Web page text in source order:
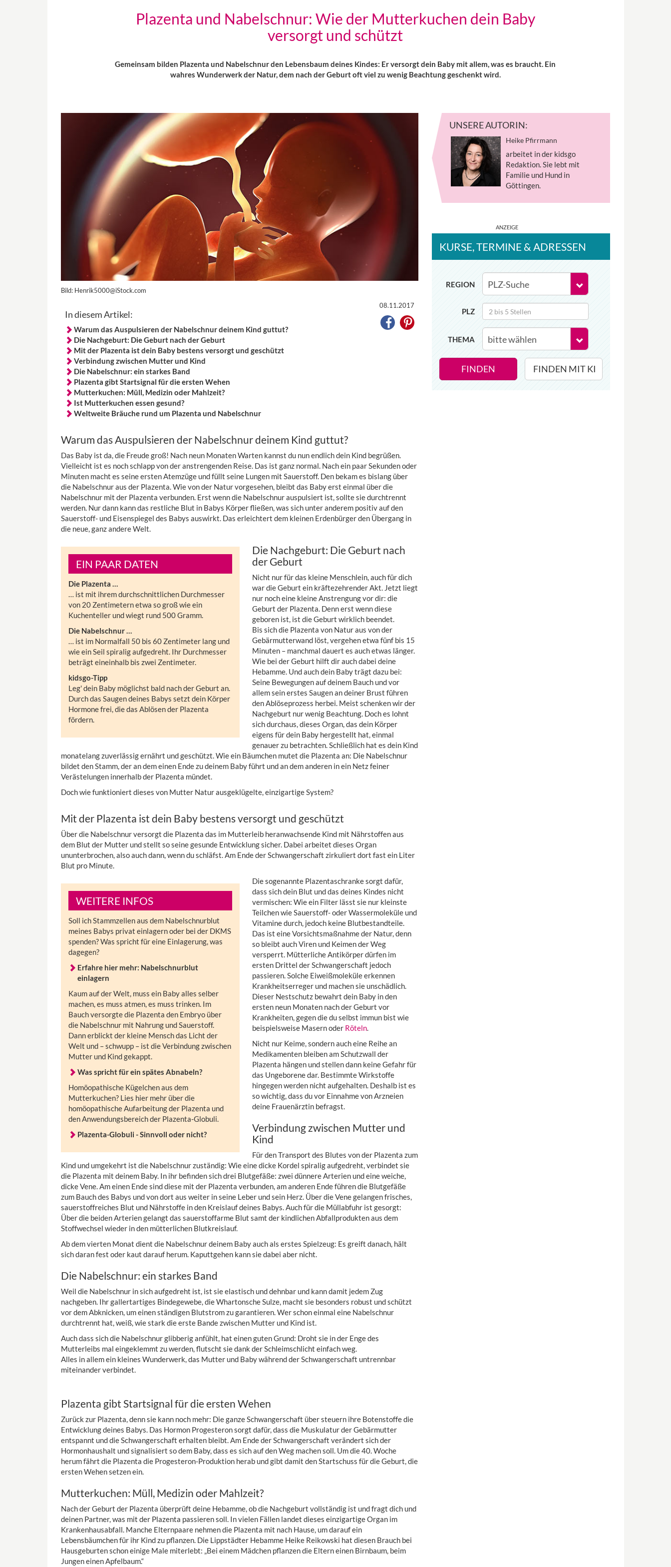
Plazenta und Nabelschnur: Wie der Mutterkuchen dein Baby
versorgt und schützt
Gemeinsam bilden Plazenta und Nabelschnur den Lebensbaum deines Kindes: Er versorgt dein Baby mit allem, was es braucht. Ein
wahres Wunderwerk der Natur, dem nach der Geburt oft viel zu wenig Beachtung geschenkt wird.
Bild: Henrik5000@iStock.com
In diesem Artikel:
Warum das Auspulsieren der Nabelschnur deinem Kind guttut?
Die Nachgeburt: Die Geburt nach der Geburt
Mit der Plazenta ist dein Baby bestens versorgt und geschützt
Verbindung zwischen Mutter und Kind
Die Nabelschnur: ein starkes Band
Plazenta gibt Startsignal für die ersten Wehen
Mutterkuchen: Müll, Medizin oder Mahlzeit?
Ist Mutterkuchen essen gesund?
Weltweite Bräuche rund um Plazenta und Nabelschnur
08.11.2017
Warum das Auspulsieren der Nabelschnur deinem Kind guttut?
Das Baby ist da, die Freude groß! Nach neun Monaten Warten kannst du nun endlich dein Kind begrüßen.
Vielleicht ist es noch schlapp von der anstrengenden Reise. Das ist ganz normal. Nach ein paar Sekunden oder
Minuten macht es seine ersten Atemzüge und füllt seine Lungen mit Sauerstoff. Den bekam es bislang über
die Nabelschnur aus der Plazenta. Wie von der Natur vorgesehen, bleibt das Baby erst einmal über die
Nabelschnur mit der Plazenta verbunden. Erst wenn die Nabelschnur auspulsiert ist, sollte sie durchtrennt
werden. Nur dann kann das restliche Blut in Babys Körper fließen, was sich unter anderem positiv auf den
Sauerstoff- und Eisenspiegel des Babys auswirkt. Das erleichtert dem kleinen Erdenbürger den Übergang in
die neue, ganz andere Welt.
EIN PAAR DATEN
Die Plazenta …
… ist mit ihrem durchschnittlichen Durchmesser
von 20 Zentimetern etwa so groß wie ein
Kuchenteller und wiegt rund 500 Gramm.
Die Nabelschnur …
… ist im Normalfall 50 bis 60 Zentimeter lang und
wie ein Seil spiralig aufgedreht. Ihr Durchmesser
beträgt eineinhalb bis zwei Zentimeter.
kidsgo-Tipp
Leg' dein Baby möglichst bald nach der Geburt an.
Durch das Saugen deines Babys setzt dein Körper
Hormone frei, die das Ablösen der Plazenta
fördern.
Die Nachgeburt: Die Geburt nach
der Geburt
Nicht nur für das kleine Menschlein, auch für dich
war die Geburt ein kräftezehrender Akt. Jetzt liegt
nur noch eine kleine Anstrengung vor dir: die
Geburt der Plazenta. Denn erst wenn diese
geboren ist, ist die Geburt wirklich beendet.
Bis sich die Plazenta von Natur aus von der
Gebärmutterwand löst, vergehen etwa fünf bis 15
Minuten – manchmal dauert es auch etwas länger.
Wie bei der Geburt hilft dir auch dabei deine
Hebamme. Und auch dein Baby trägt dazu bei:
Seine Bewegungen auf deinem Bauch und vor
allem sein erstes Saugen an deiner Brust führen
den Ablöseprozess herbei. Meist schenken wir der
Nachgeburt nur wenig Beachtung. Doch es lohnt
sich durchaus, dieses Organ, das dein Körper
eigens für dein Baby hergestellt hat, einmal
genauer zu betrachten. Schließlich hat es dein Kind
monatelang zuverlässig ernährt und geschützt. Wie ein Bäumchen mutet die Plazenta an: Die Nabelschnur
bildet den Stamm, der an dem einen Ende zu deinem Baby führt und an dem anderen in ein Netz feiner
Verästelungen innerhalb der Plazenta mündet.
Doch wie funktioniert dieses von Mutter Natur ausgeklügelte, einzigartige System?
Mit der Plazenta ist dein Baby bestens versorgt und geschützt
Über die Nabelschnur versorgt die Plazenta das im Mutterleib heranwachsende Kind mit Nährstoffen aus
dem Blut der Mutter und stellt so seine gesunde Entwicklung sicher. Dabei arbeitet dieses Organ
ununterbrochen, also auch dann, wenn du schläfst. Am Ende der Schwangerschaft zirkuliert dort fast ein Liter
Blut pro Minute.
WEITERE INFOS
Soll ich Stammzellen aus dem Nabelschnurblut
meines Babys privat einlagern oder bei der DKMS
spenden? Was spricht für eine Einlagerung, was
dagegen?
Erfahre hier mehr: Nabelschnurblut
einlagern
Kaum auf der Welt, muss ein Baby alles selber
machen, es muss atmen, es muss trinken. Im
Bauch versorgte die Plazenta den Embryo über
die Nabelschnur mit Nahrung und Sauerstoff.
Dann erblickt der kleine Mensch das Licht der
Welt und – schwupp – ist die Verbindung zwischen
Mutter und Kind gekappt.
Was spricht für ein spätes Abnabeln?
Homöopathische Kügelchen aus dem
Mutterkuchen? Lies hier mehr über die
homöopathische Aufarbeitung der Plazenta und
den Anwendungsbereich der Plazenta-Globuli.
Plazenta-Globuli - Sinnvoll oder nicht?
Die sogenannte Plazentaschranke sorgt dafür,
dass sich dein Blut und das deines Kindes nicht
vermischen: Wie ein Filter lässt sie nur kleinste
Teilchen wie Sauerstoff- oder Wassermoleküle und
Vitamine durch, jedoch keine Blutbestandteile.
Das ist eine Vorsichtsmaßnahme der Natur, denn
so bleibt auch Viren und Keimen der Weg
versperrt. Mütterliche Antikörper dürfen im
ersten Drittel der Schwangerschaft jedoch
passieren. Solche Eiweißmoleküle erkennen
Krankheitserreger und machen sie unschädlich.
Dieser Nestschutz bewahrt dein Baby in den
ersten neun Monaten nach der Geburt vor
Krankheiten, gegen die du selbst immun bist wie
beispielsweise Masern oder Röteln.
Nicht nur Keime, sondern auch eine Reihe an
Medikamenten bleiben am Schutzwall der
Plazenta hängen und stellen dann keine Gefahr für
das Ungeborene dar. Bestimmte Wirkstoffe
hingegen werden nicht aufgehalten. Deshalb ist es
so wichtig, dass du vor Einnahme von Arzneien
deine Frauenärztin befragst.
Verbindung zwischen Mutter und
Kind
Für den Transport des Blutes von der Plazenta zum
Kind und umgekehrt ist die Nabelschnur zuständig: Wie eine dicke Kordel spiralig aufgedreht, verbindet sie
die Plazenta mit deinem Baby. In ihr befinden sich drei Blutgefäße: zwei dünnere Arterien und eine weiche,
dicke Vene. Am einen Ende sind diese mit der Plazenta verbunden, am anderen Ende führen die Blutgefäße
zum Bauch des Babys und von dort aus weiter in seine Leber und sein Herz. Über die Vene gelangen frisches,
sauerstoffreiches Blut und Nährstoffe in den Kreislauf deines Babys. Auch für die Müllabfuhr ist gesorgt:
Über die beiden Arterien gelangt das sauerstoffarme Blut samt der kindlichen Abfallprodukten aus dem
Stoffwechsel wieder in den mütterlichen Blutkreislauf.
Ab dem vierten Monat dient die Nabelschnur deinem Baby auch als erstes Spielzeug: Es greift danach, hält
sich daran fest oder kaut darauf herum. Kaputtgehen kann sie dabei aber nicht.
Die Nabelschnur: ein starkes Band
Weil die Nabelschnur in sich aufgedreht ist, ist sie elastisch und dehnbar und kann damit jedem Zug
nachgeben. Ihr gallertartiges Bindegewebe, die Whartonsche Sulze, macht sie besonders robust und schützt
vor dem Abknicken, um einen ständigen Blutstrom zu garantieren. Wer schon einmal eine Nabelschnur
durchtrennt hat, weiß, wie stark die erste Bande zwischen Mutter und Kind ist.
Auch dass sich die Nabelschnur glibberig anfühlt, hat einen guten Grund: Droht sie in der Enge des
Mutterleibs mal eingeklemmt zu werden, flutscht sie dank der Schleimschlicht einfach weg.
Alles in allem ein kleines Wunderwerk, das Mutter und Baby während der Schwangerschaft untrennbar
miteinander verbindet.
Plazenta gibt Startsignal für die ersten Wehen
Zurück zur Plazenta, denn sie kann noch mehr: Die ganze Schwangerschaft über steuern ihre Botenstoffe die
Entwicklung deines Babys. Das Hormon Progesteron sorgt dafür, dass die Muskulatur der Gebärmutter
entspannt und die Schwangerschaft erhalten bleibt. Am Ende der Schwangerschaft verändert sich der
Hormonhaushalt und signalisiert so dem Baby, dass es sich auf den Weg machen soll. Um die 40. Woche
herum fährt die Plazenta die Progesteron-Produktion herab und gibt damit den Startschuss für die Geburt, die
ersten Wehen setzen ein.
Mutterkuchen: Müll, Medizin oder Mahlzeit?
Nach der Geburt der Plazenta überprüft deine Hebamme, ob die Nachgeburt vollständig ist und fragt dich und
deinen Partner, was mit der Plazenta passieren soll. In vielen Fällen landet dieses einzigartige Organ im
Krankenhausabfall. Manche Elternpaare nehmen die Plazenta mit nach Hause, um darauf ein
Lebensbäumchen für ihr Kind zu pflanzen. Die Lippstädter Hebamme Heike Reikowski hat diesen Brauch bei
Hausgeburten schon einige Male miterlebt: „Bei einem Mädchen pflanzen die Eltern einen Birnbaum, beim
Jungen einen Apfelbaum.“
UNSERE AUTORIN:
Heike Pfirrmann
arbeitet in der kidsgo
Redaktion. Sie lebt mit
Familie und Hund in
Göttingen.
KURSE, TERMINE & ADRESSEN
REGION
PLZ
THEMA
FINDEN FINDEN MIT KI